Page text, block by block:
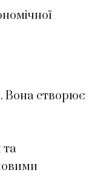
Вона створює
та